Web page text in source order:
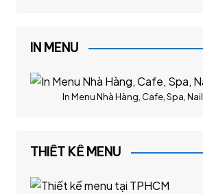
IN MENU
In Menu Nhà Hàng, Cafe, Spa, Nail
THIẾT KẾ MENU